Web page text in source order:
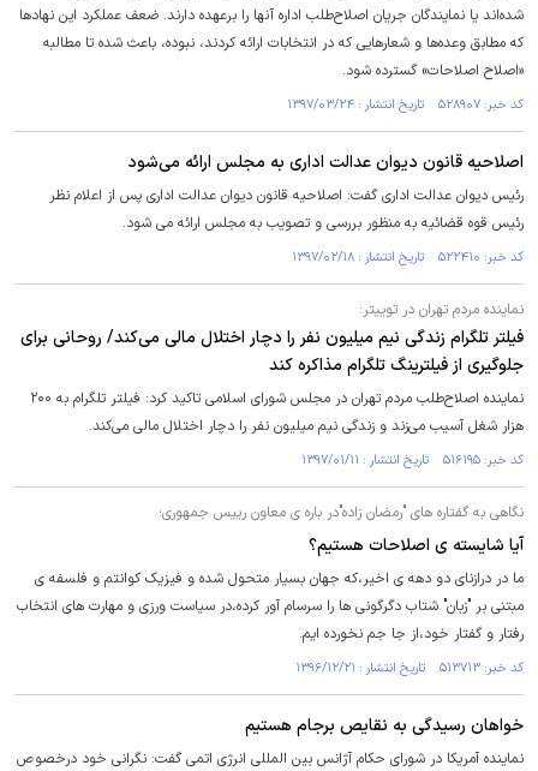
شده‌اند یا نمایندگان جریان اصلاح‌طلب اداره آنها را برعهده دارند. ضعف عملکرد این نهادها
که مطابق وعده‌ها و شعارهایی که در انتخابات ارائه کردند، نبوده، باعث شده تا مطالبه
«اصلاح اصلاحات» گسترده شود.
کد خبر: ۵۲۸۹۰۷ تاریخ انتشار : ۱۳۹۷/۰۳/۲۴
اصلاحیه قانون دیوان عدالت اداری به مجلس ارائه می‌شود
رئیس دیوان عدالت اداری گفت: اصلاحیه قانون دیوان عدالت اداری پس از اعلام نظر
رئیس قوه قضائیه به منظور بررسی و تصویب به مجلس ارائه می شود.
کد خبر: ۵۲۲۴۱۰ تاریخ انتشار : ۱۳۹۷/۰۲/۱۸
نماینده مردم تهران در توییتر:
فیلتر تلگرام زندگی نیم میلیون نفر را دچار اختلال مالی می‌کند/ روحانی برای
جلوگیری از فیلترینگ تلگرام مذاکره کند
نماینده اصلاح‌طلب مردم تهران در مجلس شورای اسلامی تاکید کرد: فیلتر تلگرام به ۲۰۰
هزار شغل آسیب می‌زند و زندگی نیم میلیون نفر را دچار اختلال مالی می‌کند.
کد خبر: ۵۱۶۱۹۵ تاریخ انتشار : ۱۳۹۷/۰۱/۱۱
نگاهی به گفتاره های "رمضان زاده"در باره ی معاون رییس جمهوری؛
آیا شایسته ی اصلاحات هستیم؟
ما در درازنای دو دهه ی اخیر،که جهان بسیار متحول شده و فیزیک کوانتم و فلسفه ی
مبتنی بر "زبان" شتاب دگرگونی ها را سرسام آور کرده،در سیاست ورزی و مهارت های انتخاب
رفتار و گفتار خود،از جا جم نخورده ایم.
کد خبر: ۵۱۳۷۱۳ تاریخ انتشار : ۱۳۹۶/۱۲/۲۱
خواهان رسیدگی به نقایص برجام هستیم
نماینده آمریکا در شورای حکام آژانس بین المللی انرژی اتمی گفت: نگرانی خود درخصوص